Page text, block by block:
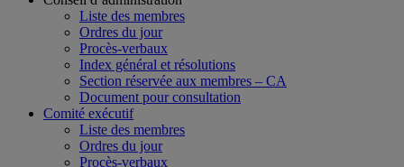
Liste des membres
Ordres du jour
Procès-verbaux
Index général et résolutions
Section réservée aux membres – CA
Document pour consultation
Comité exécutif
Liste des membres
Ordres du jour
Procès-verbaux